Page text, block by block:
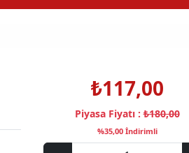
₺117,00
Piyasa Fiyatı :₺180,00
%35,00 İndirimli